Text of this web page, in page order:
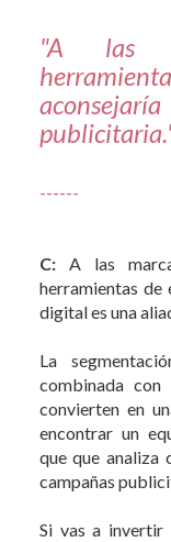
"A las
------
C:A las
herramientas de
digital es una
La
combinada con
convierten en
encontrar un
que que analiza
campañas
Si vas a invertir